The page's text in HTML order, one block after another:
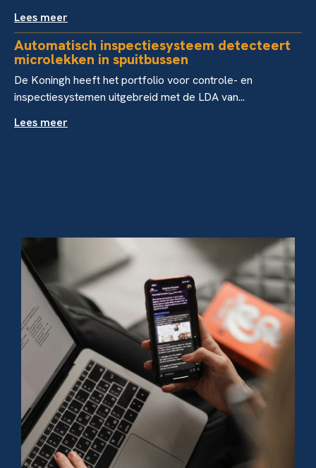
Lees meer
Automatisch inspectiesysteem detecteert
microlekken in spuitbussen
De Koningh heeft het portfolio voor controle- en
inspectiesystemen uitgebreid met de LDA van...
Lees meer